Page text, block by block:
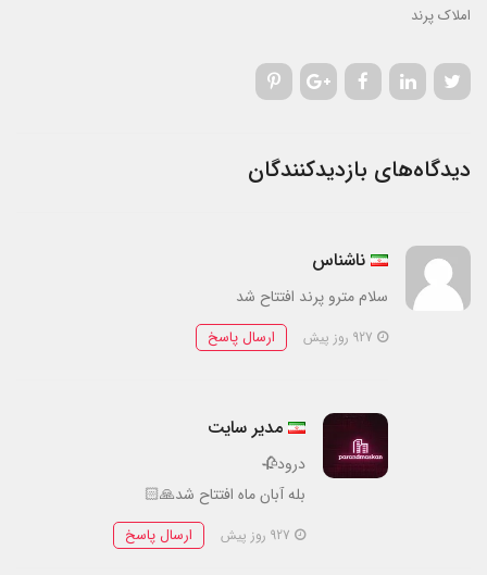
املاک پرند
دیدگاه‌های بازدیدکنندگان
ناشناس
سلام مترو پرند افتتاح شد
ارسال پاسخ
مدیر سایت
درود🥀
بله آبان ماه افتتاح شد🙏🏻
ارسال پاسخ